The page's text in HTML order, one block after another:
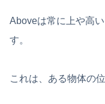
Aboveは常に上や高
す。
これは、ある物体の